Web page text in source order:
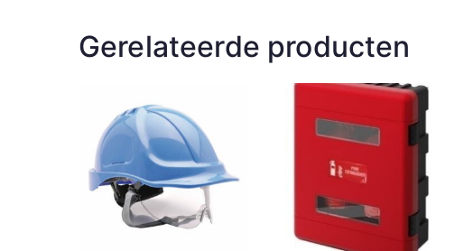
Gerelateerde producten